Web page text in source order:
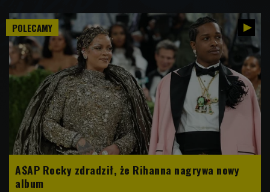
POLECAMY
A$AP Rocky zdradził, że Rihanna nagrywa nowy
album